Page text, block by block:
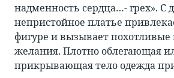
надменность сердца…- грех». С
непристойное платье
фигуре и вызывает
желания. Плотно облегающая
прикрывающая тело одежда